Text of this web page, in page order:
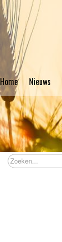
Home Nieuws